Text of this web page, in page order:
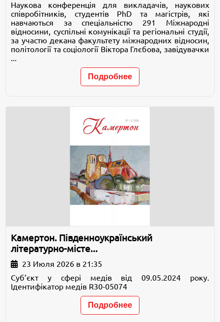
Наукова конференція для викладачів, наукових
співробітників, студентів PhD та магістрів, які
навчаються за спеціальністю 291 Міжнародні
відносини, суспільні комунікації та регіональні студії,
за участю декана факультету міжнародних відносин,
політології та соціології Віктора Глєбова, завідувачки
...
Подробнее
Камертон. Південноукраїнський
літературно-місте...
23 Июля 2026 в 21:35
Суб’єкт у сфері медів від 09.05.2024 року.
Ідентифікатор медів R30-05074
Подробнее